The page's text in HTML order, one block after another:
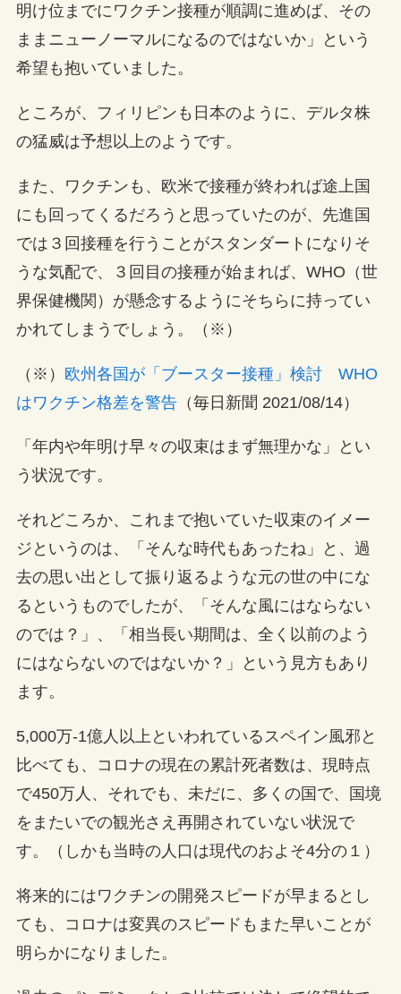
明け位までにワクチン接種が順調に進めば、その
ままニューノーマルになるのではないか」という
希望も抱いていました。
ところが、フィリピンも日本のように、デルタ株
の猛威は予想以上のようです。
また、ワクチンも、欧米で接種が終われば途上国
にも回ってくるだろうと思っていたのが、先進国
では３回接種を行うことがスタンダートになりそ
うな気配で、３回目の接種が始まれば、WHO（世
界保健機関）が懸念するようにそちらに持ってい
かれてしまうでしょう。（※）
（※） 欧州各国が「ブースター接種」検討 WHO
はワクチン格差を警告（毎日新聞 2021/08/14）
「年内や年明け早々の収束はまず無理かな」とい
う状況です。
それどころか、これまで抱いていた収束のイメー
ジというのは、「そんな時代もあったね」と、過
去の思い出として振り返るような元の世の中にな
るというものでしたが、「そんな風にはならない
のでは？」、「相当長い期間は、全く以前のよう
にはならないのではないか？」という見方もあり
ます。
5,000万-1億人以上といわれているスペイン風邪と
比べても、コロナの現在の累計死者数は、現時点
で450万人、それでも、未だに、多くの国で、国境
をまたいでの観光さえ再開されていない状況で
す。（しかも当時の人口は現代のおよそ4分の１）
将来的にはワクチンの開発スピードが早まるとし
ても、コロナは変異のスピードもまた早いことが
明らかになりました。